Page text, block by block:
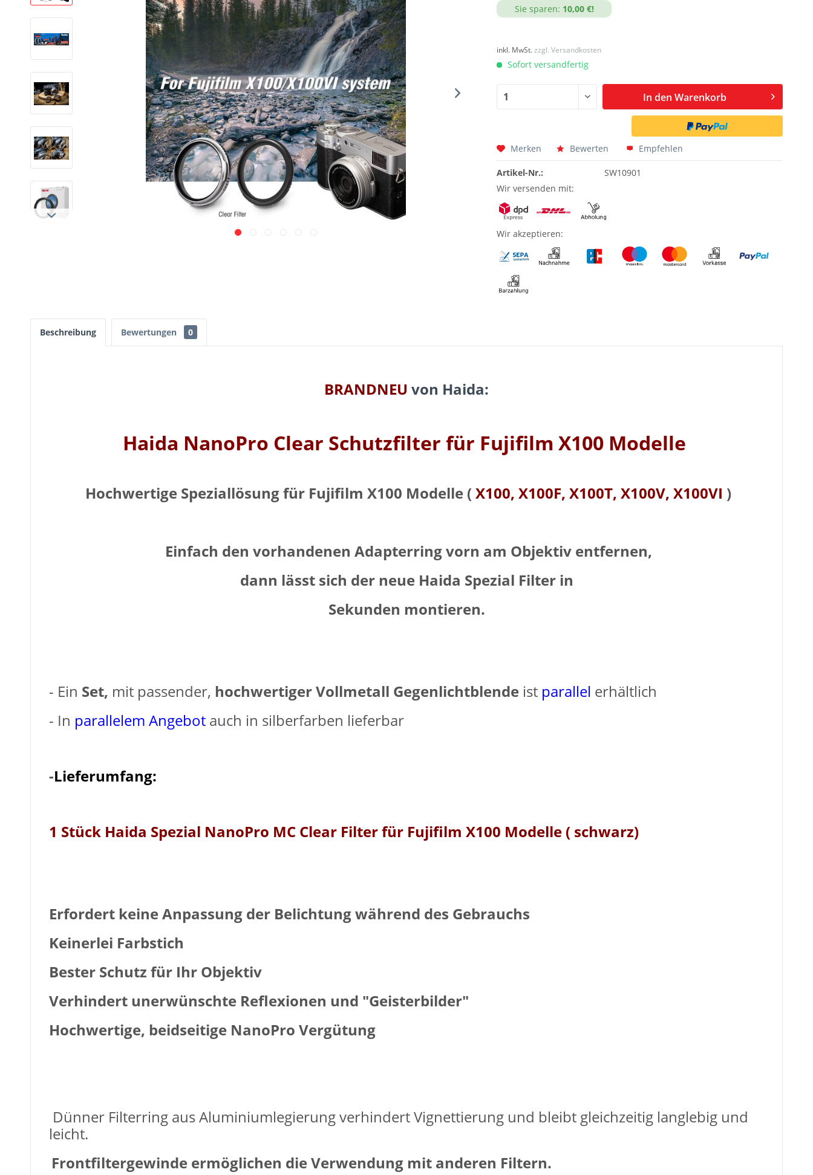
Sie sparen: 10,00 €!
inkl. MwSt.zzgl. Versandkosten
Sofort versandfertig
In den Warenkorb
Merken Bewerten Empfehlen
Artikel-Nr.:
SW10901
Wir versenden mit:
Wir akzeptieren:
Beschreibung Bewertungen 0
BRANDNEU von Haida:
Haida NanoPro Clear Schutzfilter für Fujifilm X100 Modelle
Hochwertige Speziallösung für Fujifilm X100 Modelle (X100, X100F, X100T, X100V, X100VI )
Einfach den vorhandenen Adapterring vorn am Objektiv entfernen,
dann lässt sich der neue Haida Spezial Filter in
Sekunden montieren.
- Ein Set, mit passender, hochwertiger Vollmetall Gegenlichtblende ist parallel erhältlich
- In parallelem Angebot auch in silberfarben lieferbar
-Lieferumfang:
1 Stück Haida Spezial NanoPro MC Clear Filter für Fujifilm X100 Modelle ( schwarz)
Erfordert keine Anpassung der Belichtung während des Gebrauchs
Keinerlei Farbstich
Bester Schutz für Ihr Objektiv
Verhindert unerwünschte Reflexionen und "Geisterbilder"
Hochwertige, beidseitige NanoPro Vergütung
Dünner Filterring aus Aluminiumlegierung verhindert Vignettierung und bleibt gleichzeitig langlebig und
leicht.
Frontfiltergewinde ermöglichen die Verwendung mit anderen Filtern.